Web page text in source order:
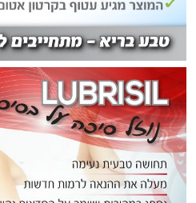
אני כאן כדי לעזור לך
התזונה ומוצרי הבריאות
ולמצב הגופני שלך,
עובדים יחד כדי למקסם
יום וגם בתחום הכושר
המטרה שלי היא להתאים
אישיות מבוססות מדעית.
זה הזמן להתחיל. איך